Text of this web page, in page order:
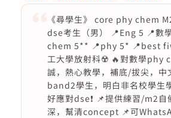
《尋學生》 core phy chem
dse考生（男） 📍Eng 5 📍數
chem 5** 📍phy 5* 📍best
工大學放射科☢️ 🔥對數學phy
誠，熱心教學，補底/拔尖，中
band2學生，明白非名校學生
好應對dse❗️ 📌提供練習/m2自
深，幫清concept 📌可